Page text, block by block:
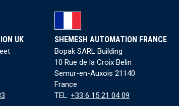
UK SHEMESH AUTOMATION FRANCE
Bopak SARL Building
10 Rue de la Croix Belin
Semur-en-Auxois 21140
France
TEL:+33 6 15 21 04 09